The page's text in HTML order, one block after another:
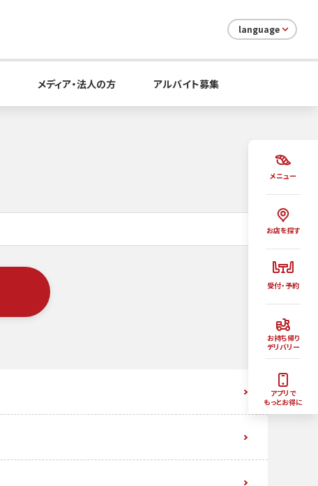
メニュー
お店を探す
受付・予約
お持ち帰り
デリバリー
アプリで
もっとお得に
language
メディア・法人の方 アルバイト募集